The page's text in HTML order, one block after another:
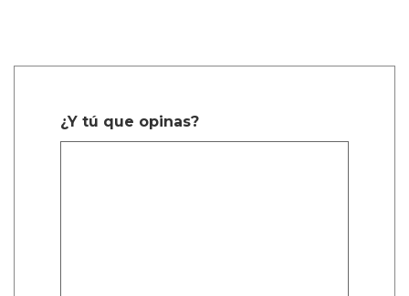
¿Y tú que opinas?